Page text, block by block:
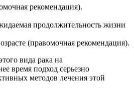
рекомендация).
продолжительность жизни
(правомочная рекомендация).
вида рака на
время подход серьезно
методов лечения этой